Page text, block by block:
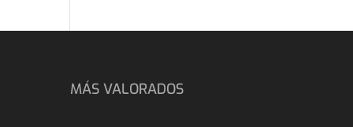
MÁS VALORADOS